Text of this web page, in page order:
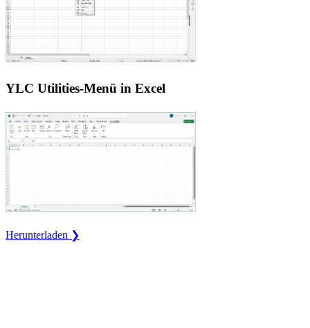
YLC Utilities-Menü in Excel
Herunterladen ❯